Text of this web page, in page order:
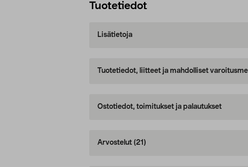
Tuotetiedot
Lisätietoja
Tuotetiedot, liitteet ja mahdolliset
Ostotiedot, toimitukset ja palautukset
Arvostelut (21)